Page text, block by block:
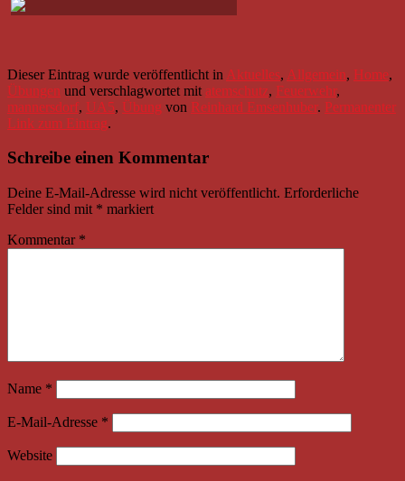
Dieser Eintrag wurde veröffentlicht in Aktuelles, Allgemein, Home,
Übungen und verschlagwortet mit atemschutz, Feuerwehr,
mannersdorf, UA5, Übung von Reinhard Emsenhuber. Permanenter
Link zum Eintrag.
Schreibe einen Kommentar
Deine E-Mail-Adresse wird nicht veröffentlicht. Erforderliche
Felder sind mit * markiert
Kommentar *
Name *
E-Mail-Adresse *
Website